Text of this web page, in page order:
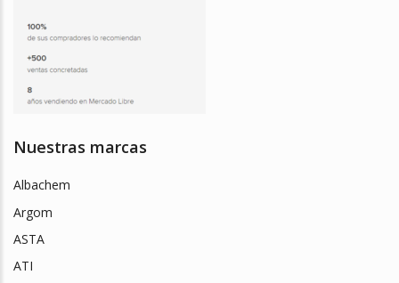
Nuestras marcas
Albachem
Argom
ASTA
ATI